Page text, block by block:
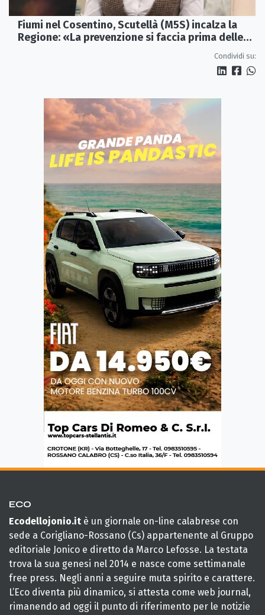
Fiumi nel Cosentino, Scutellà (M5S) incalza la
Regione: «La prevenzione si faccia prima delle
Condividi su:
ECO
Ecodellojonio.it è un giornale on-line calabrese con
sede a Corigliano-Rossano (Cs) appartenente al Gruppo
editoriale Jonico e diretto da Marco Lefosse. La testata
trova la sua genesi nel 2014 e nasce come settimanale
free press. Negli anni a seguire muta spirito e carattere.
L’Eco diventa più dinamico, si attesta come web journal,
rimanendo ad oggi il punto di riferimento per le notizie